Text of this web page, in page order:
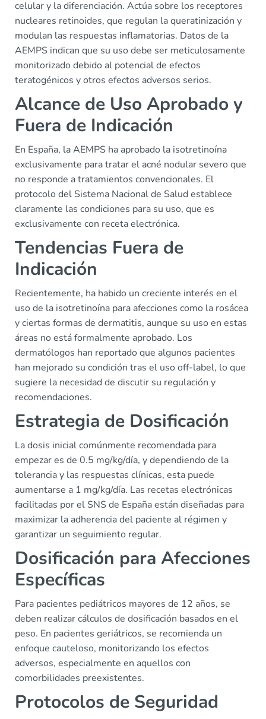
celular y la diferenciación. Actúa sobre los receptores
nucleares retinoides, que regulan la queratinización y
modulan las respuestas inflamatorias. Datos de la
AEMPS indican que su uso debe ser meticulosamente
monitorizado debido al potencial de efectos
teratogénicos y otros efectos adversos serios.
Alcance de Uso Aprobado y
Fuera de Indicación
En España, la AEMPS ha aprobado la isotretinoína
exclusivamente para tratar el acné nodular severo que
no responde a tratamientos convencionales. El
protocolo del Sistema Nacional de Salud establece
claramente las condiciones para su uso, que es
exclusivamente con receta electrónica.
Tendencias Fuera de
Indicación
Recientemente, ha habido un creciente interés en el
uso de la isotretinoína para afecciones como la rosácea
y ciertas formas de dermatitis, aunque su uso en estas
áreas no está formalmente aprobado. Los
dermatólogos han reportado que algunos pacientes
han mejorado su condición tras el uso off-label, lo que
sugiere la necesidad de discutir su regulación y
recomendaciones.
Estrategia de Dosificación
La dosis inicial comúnmente recomendada para
empezar es de 0.5 mg/kg/día, y dependiendo de la
tolerancia y las respuestas clínicas, esta puede
aumentarse a 1 mg/kg/día. Las recetas electrónicas
facilitadas por el SNS de España están diseñadas para
maximizar la adherencia del paciente al régimen y
garantizar un seguimiento regular.
Dosificación para Afecciones
Específicas
Para pacientes pediátricos mayores de 12 años, se
deben realizar cálculos de dosificación basados en el
peso. En pacientes geriátricos, se recomienda un
enfoque cauteloso, monitorizando los efectos
adversos, especialmente en aquellos con
comorbilidades preexistentes.
Protocolos de Seguridad